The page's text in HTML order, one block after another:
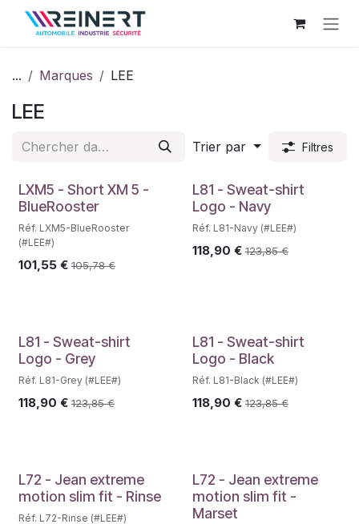
Se rendre au contenu
... Marques LEE
LEE
Trier par Filtres
LXM5 - Short XM 5 -
BlueRooster
Réf. LXM5-BlueRooster
(#LEE#)
101,55 € 105,78€
L81 - Sweat-shirt
Logo - Navy
Réf. L81-Navy (#LEE#)
118,90 € 123,85€
L81 - Sweat-shirt
Logo - Grey
Réf. L81-Grey (#LEE#)
118,90 € 123,85€
L81 - Sweat-shirt
Logo - Black
Réf. L81-Black (#LEE#)
118,90 € 123,85€
L72 - Jean extreme
motion slim fit - Rinse
Réf. L72-Rinse (#LEE#)
L72 - Jean extreme
motion slim fit -
Marset